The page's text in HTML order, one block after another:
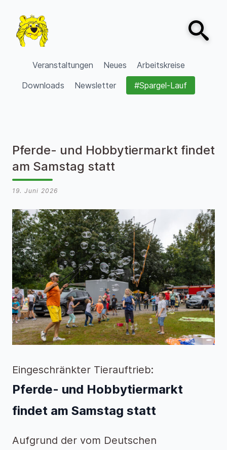
VVV Burgdorf
Veranstaltungen Neues
Arbeitskreise
Downloads
Newsletter #Spargel-Lauf
Open
Pferde- und Hobbytiermarkt findet
am Samstag statt
19. Juni 2026
Eingeschränkter Tierauftrieb:
Pferde- und Hobbytiermarkt
findet am Samstag statt
Aufgrund der vom Deutschen